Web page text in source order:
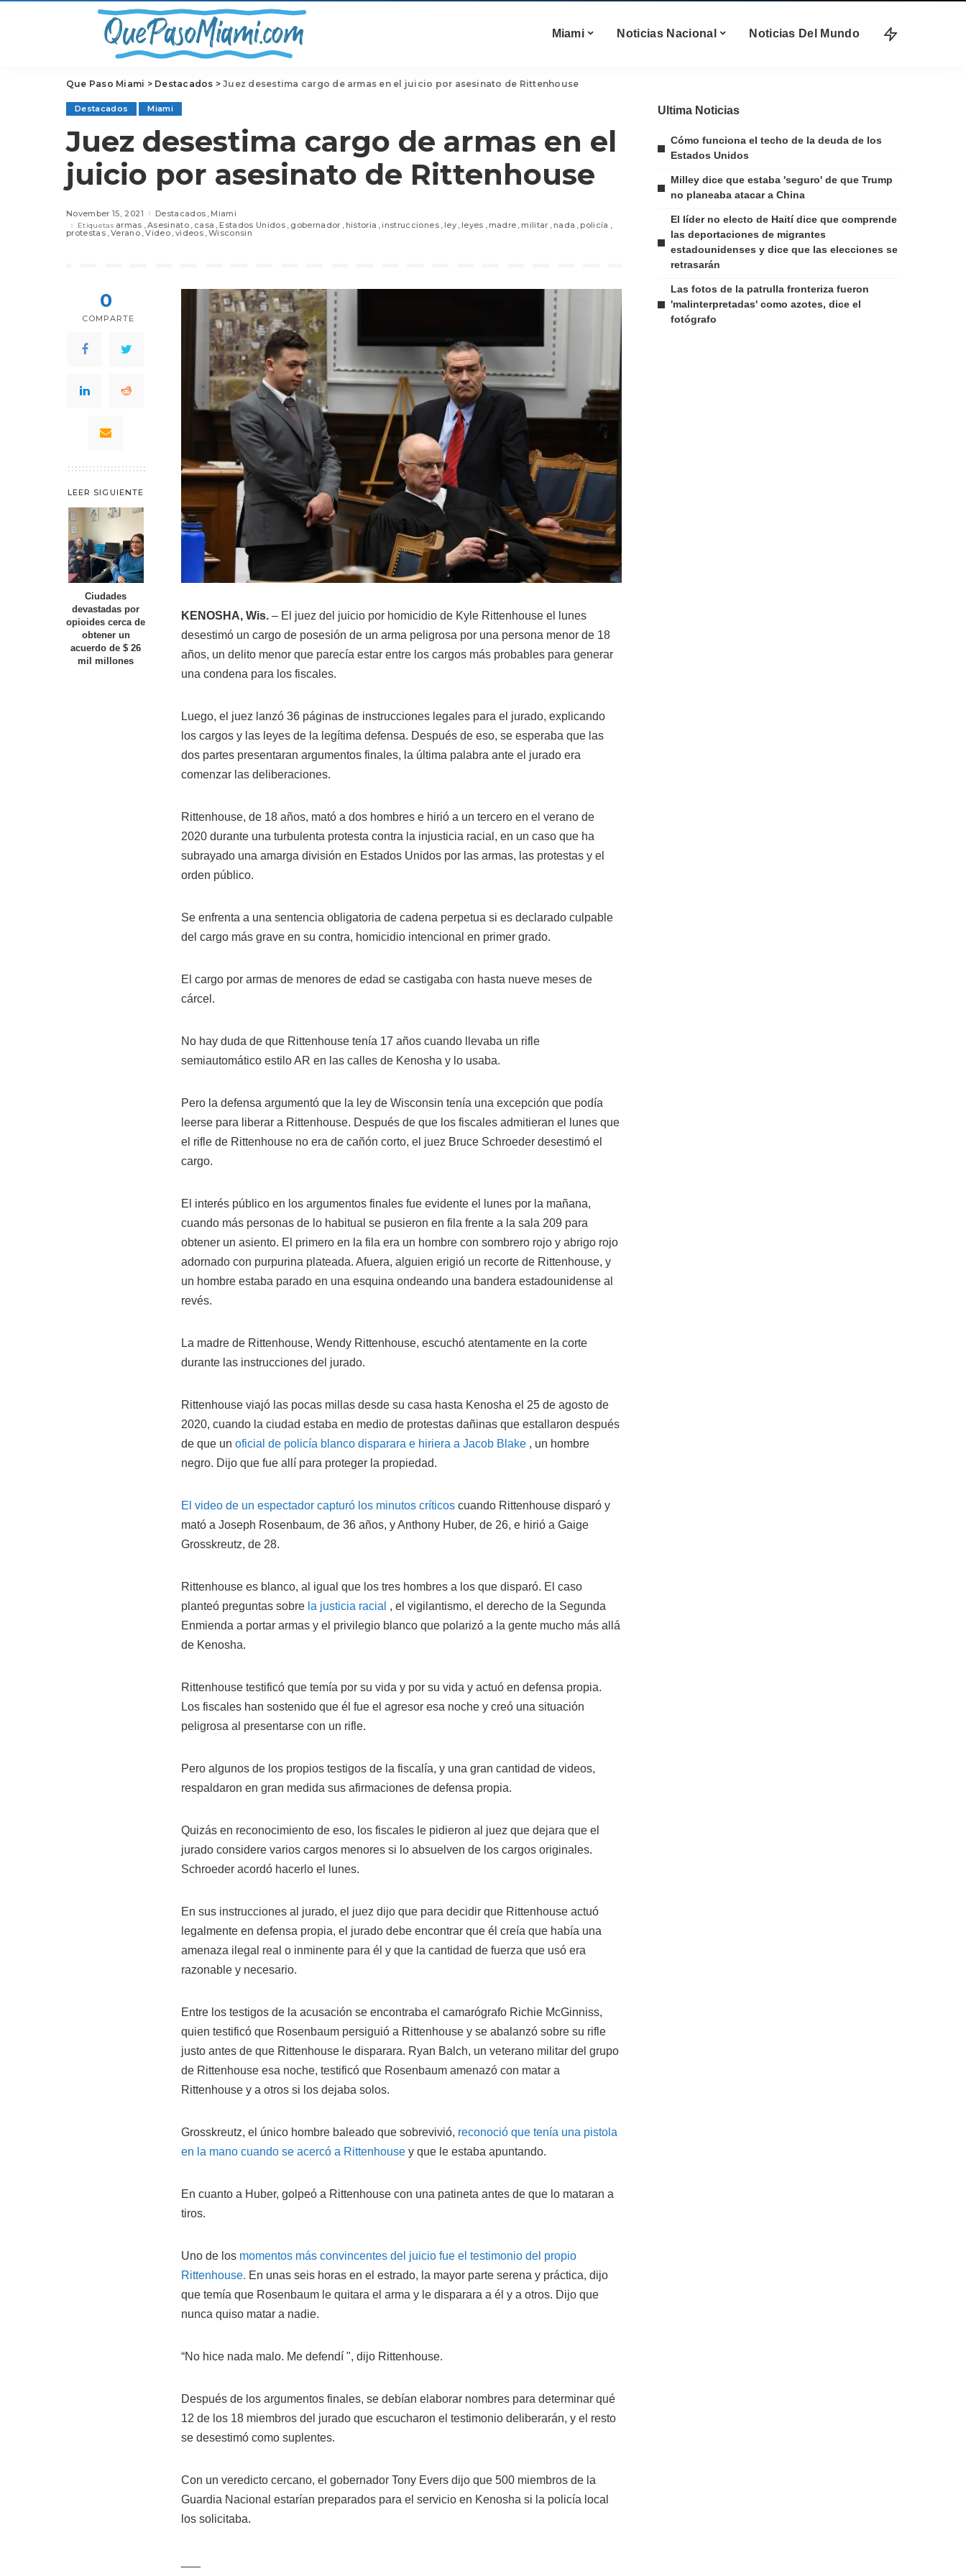
Miami Noticias Nacional Noticias Del Mundo
Que Paso Miami > Destacados >Juez desestima cargo de armas en el juicio por asesinato de Rittenhouse
Destacados Miami
Juez desestima cargo de armas en el
juicio por asesinato de Rittenhouse
November 15, 2021 Destacados Miami
Etiquetas armas Asesinato casa Estados Unidos gobernador historia instrucciones ley leyes madre militar nada policía
protestas Verano Video videos Wisconsin
0
COMPARTE
LEER SIGUIENTE
Ciudades
devastadas por
opioides cerca de
obtener un
acuerdo de $ 26
mil millones
KENOSHA, Wis. – El juez del juicio por homicidio de Kyle Rittenhouse el lunes
desestimó un cargo de posesión de un arma peligrosa por una persona menor de 18
años, un delito menor que parecía estar entre los cargos más probables para generar
una condena para los fiscales.
Luego, el juez lanzó 36 páginas de instrucciones legales para el jurado, explicando
los cargos y las leyes de la legítima defensa. Después de eso, se esperaba que las
dos partes presentaran argumentos finales, la última palabra ante el jurado era
comenzar las deliberaciones.
Rittenhouse, de 18 años, mató a dos hombres e hirió a un tercero en el verano de
2020 durante una turbulenta protesta contra la injusticia racial, en un caso que ha
subrayado una amarga división en Estados Unidos por las armas, las protestas y el
orden público.
Se enfrenta a una sentencia obligatoria de cadena perpetua si es declarado culpable
del cargo más grave en su contra, homicidio intencional en primer grado.
El cargo por armas de menores de edad se castigaba con hasta nueve meses de
cárcel.
No hay duda de que Rittenhouse tenía 17 años cuando llevaba un rifle
semiautomático estilo AR en las calles de Kenosha y lo usaba.
Pero la defensa argumentó que la ley de Wisconsin tenía una excepción que podía
leerse para liberar a Rittenhouse. Después de que los fiscales admitieran el lunes que
el rifle de Rittenhouse no era de cañón corto, el juez Bruce Schroeder desestimó el
cargo.
El interés público en los argumentos finales fue evidente el lunes por la mañana,
cuando más personas de lo habitual se pusieron en fila frente a la sala 209 para
obtener un asiento. El primero en la fila era un hombre con sombrero rojo y abrigo rojo
adornado con purpurina plateada. Afuera, alguien erigió un recorte de Rittenhouse, y
un hombre estaba parado en una esquina ondeando una bandera estadounidense al
revés.
La madre de Rittenhouse, Wendy Rittenhouse, escuchó atentamente en la corte
durante las instrucciones del jurado.
Rittenhouse viajó las pocas millas desde su casa hasta Kenosha el 25 de agosto de
2020, cuando la ciudad estaba en medio de protestas dañinas que estallaron después
de que un oficial de policía blanco disparara e hiriera a Jacob Blake , un hombre
negro. Dijo que fue allí para proteger la propiedad.
El video de un espectador capturó los minutos críticos cuando Rittenhouse disparó y
mató a Joseph Rosenbaum, de 36 años, y Anthony Huber, de 26, e hirió a Gaige
Grosskreutz, de 28.
Rittenhouse es blanco, al igual que los tres hombres a los que disparó. El caso
planteó preguntas sobre la justicia racial , el vigilantismo, el derecho de la Segunda
Enmienda a portar armas y el privilegio blanco que polarizó a la gente mucho más allá
de Kenosha.
Rittenhouse testificó que temía por su vida y por su vida y actuó en defensa propia.
Los fiscales han sostenido que él fue el agresor esa noche y creó una situación
peligrosa al presentarse con un rifle.
Pero algunos de los propios testigos de la fiscalía, y una gran cantidad de videos,
respaldaron en gran medida sus afirmaciones de defensa propia.
Quizás en reconocimiento de eso, los fiscales le pidieron al juez que dejara que el
jurado considere varios cargos menores si lo absuelven de los cargos originales.
Schroeder acordó hacerlo el lunes.
En sus instrucciones al jurado, el juez dijo que para decidir que Rittenhouse actuó
legalmente en defensa propia, el jurado debe encontrar que él creía que había una
amenaza ilegal real o inminente para él y que la cantidad de fuerza que usó era
razonable y necesario.
Entre los testigos de la acusación se encontraba el camarógrafo Richie McGinniss,
quien testificó que Rosenbaum persiguió a Rittenhouse y se abalanzó sobre su rifle
justo antes de que Rittenhouse le disparara. Ryan Balch, un veterano militar del grupo
de Rittenhouse esa noche, testificó que Rosenbaum amenazó con matar a
Rittenhouse y a otros si los dejaba solos.
Grosskreutz, el único hombre baleado que sobrevivió, reconoció que tenía una pistola
en la mano cuando se acercó a Rittenhouse y que le estaba apuntando.
En cuanto a Huber, golpeó a Rittenhouse con una patineta antes de que lo mataran a
tiros.
Uno de los momentos más convincentes del juicio fue el testimonio del propio
Rittenhouse. En unas seis horas en el estrado, la mayor parte serena y práctica, dijo
que temía que Rosenbaum le quitara el arma y le disparara a él y a otros. Dijo que
nunca quiso matar a nadie.
“No hice nada malo. Me defendí ", dijo Rittenhouse.
Después de los argumentos finales, se debían elaborar nombres para determinar qué
12 de los 18 miembros del jurado que escucharon el testimonio deliberarán, y el resto
se desestimó como suplentes.
Con un veredicto cercano, el gobernador Tony Evers dijo que 500 miembros de la
Guardia Nacional estarían preparados para el servicio en Kenosha si la policía local
los solicitaba.
Ultima Noticias
Cómo funciona el techo de la deuda de los
Estados Unidos
Milley dice que estaba 'seguro' de que Trump
no planeaba atacar a China
El líder no electo de Haití dice que comprende
las deportaciones de migrantes
estadounidenses y dice que las elecciones se
retrasarán
Las fotos de la patrulla fronteriza fueron
'malinterpretadas' como azotes, dice el
fotógrafo